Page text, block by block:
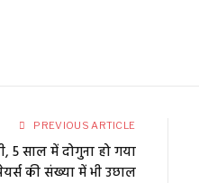
PREVIOUS ARTICLE
5 साल में दोगुना हो गया
की संख्या में भी उछाल